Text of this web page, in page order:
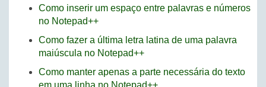
Como inserir um espaço entre palavras e números
no Notepad++
Como fazer a última letra latina de uma palavra
maiúscula no Notepad++
Como manter apenas a parte necessária do texto
em uma linha no Notepad++